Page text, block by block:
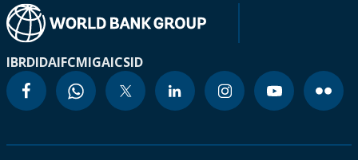
IBRDIDAIFCMIGAICSID